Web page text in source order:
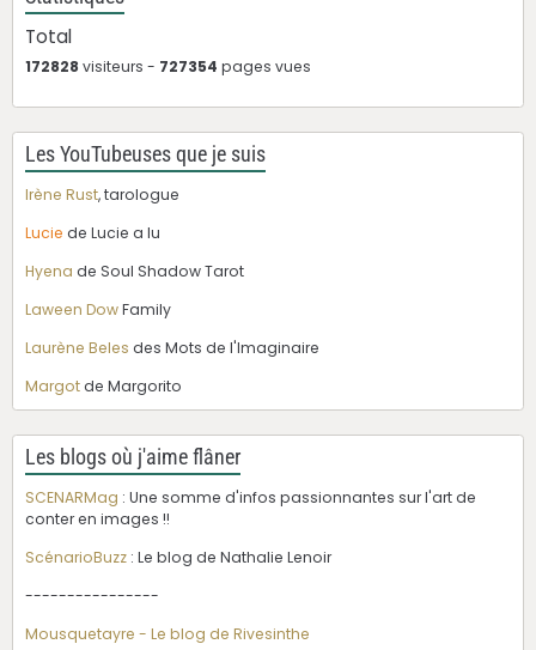
Total
172828 visiteurs - 727354 pages vues
Les YouTubeuses que je suis
Irène Rust, tarologue
Lucie de Lucie a lu
Hyena de Soul Shadow Tarot
Laween DowFamily
Laurène Beles des Mots de l'Imaginaire
Margotde Margorito
Les blogs où j'aime flâner
SCENARMag : Une somme d'infos passionnantes sur l'art de
conter en images !!
ScénarioBuzz : Le blog de Nathalie Lenoir
----------------
Mousquetayre - Le blog de Rivesinthe